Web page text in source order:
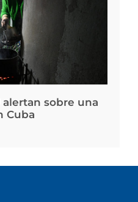
alertan sobre una
Cuba